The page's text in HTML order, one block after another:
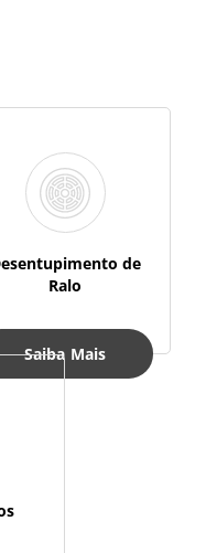
de
Ralo
Saiba Mais